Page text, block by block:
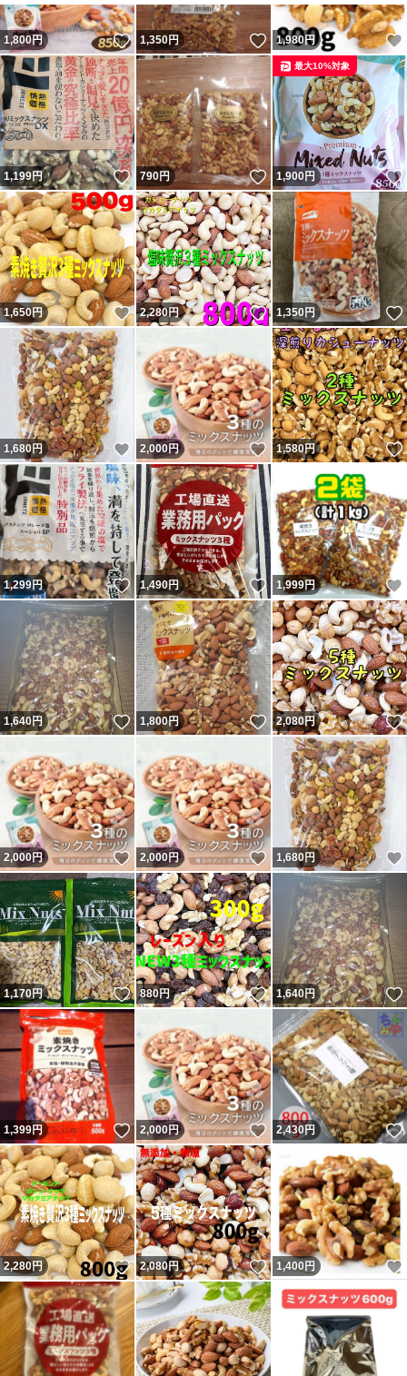
1,800円 いいね！
1,350円 いいね！
1,980円
1,199円 いいね！
790円 いいね！
1,900円
最大10%対象
1,650円 いいね！
2,280円 いいね！
1,350円
1,680円 いいね！
2,000円 いいね！
1,580円
1,299円 いいね！
1,490円 いいね！
1,999円
1,640円 いいね！
1,800円 いいね！
2,080円
2,000円 いいね！
2,000円 いいね！
1,680円
1,170円 いいね！
880円 いいね！
1,640円
1,399円 いいね！
2,000円 いいね！
2,430円
2,280円 いいね！
2,080円 いいね！
1,400円